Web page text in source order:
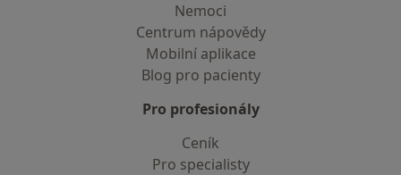
Nemoci
Centrum nápovědy
Mobilní aplikace
Blog pro pacienty
Pro profesionály
Ceník
Pro specialisty